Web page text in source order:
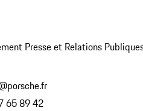
Presse et Relations
65 89 42